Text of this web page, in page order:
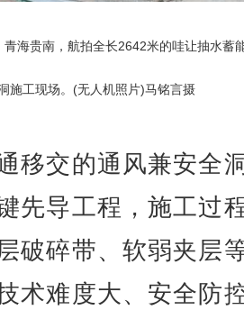
贵南，航拍全长2642米的哇让抽水蓄
施工现场。(无人机照片)马铭言摄
交的通风兼安全
先导工程，施工过
破碎带、软弱夹层
术难度大、安全防